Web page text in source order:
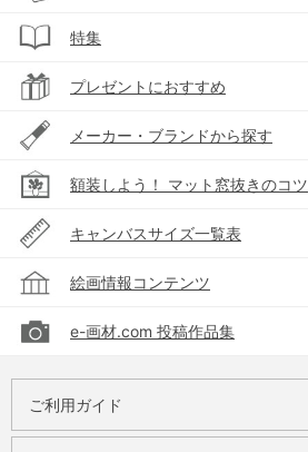
特集
プレゼントにおすすめ
メーカー・ブランドから探す
額装しよう！ マット窓抜きのコツ
キャンバスサイズ一覧表
絵画情報コンテンツ
e-画材.com 投稿作品集
ご利用ガイド